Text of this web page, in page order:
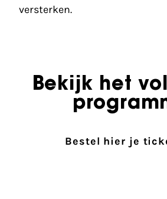
versterken.
Bekijk het
Bestel hier je